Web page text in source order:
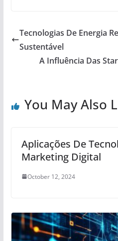
Tecnologias De Energia
Sustentável
A Influência Das
You May Also
Aplicações De
Marketing Digital
October 12, 2024